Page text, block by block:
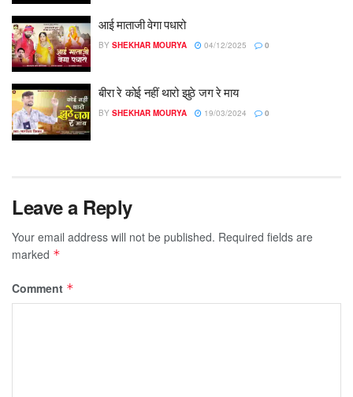
आई माताजी वेगा पधारो
BY SHEKHAR MOURYA 04/12/2025 0
बीरा रे कोई नहीं थारो झुठे जग रे माय
BY SHEKHAR MOURYA 19/03/2024 0
Leave a Reply
Your email address will not be published. Required fields are
marked *
Comment *